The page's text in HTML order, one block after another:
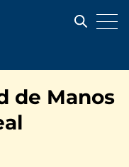
de Manos